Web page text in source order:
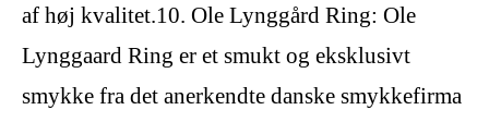
af høj kvalitet.10. Ole Lynggård Ring: Ole
Lynggaard Ring er et smukt og eksklusivt
smykke fra det anerkendte danske smykkefirma